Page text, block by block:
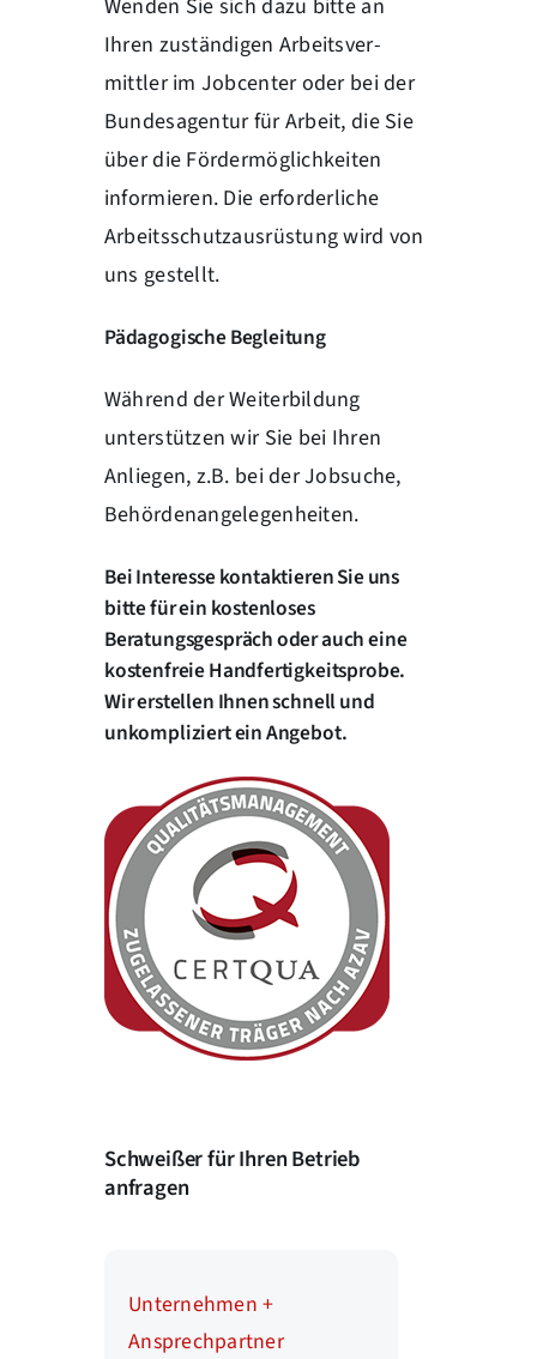
Wenden Sie sich dazu bitte an
Ihren zuständigen Arbeitsver-
mittler im Jobcenter oder bei der
Bundesagentur für Arbeit, die Sie
über die Fördermöglichkeiten
informieren. Die erforderliche
Arbeitsschutzausrüstung wird von
uns gestellt.
Pädagogische Begleitung
Während der Weiterbildung
unterstützen wir Sie bei Ihren
Anliegen, z.B. bei der Jobsuche,
Behördenangelegenheiten.
Bei Interesse kontaktieren Sie uns
bitte für ein kostenloses
Beratungsgespräch oder auch eine
kostenfreie Handfertigkeitsprobe.
Wir erstellen Ihnen schnell und
unkompliziert ein Angebot.
Schweißer für Ihren Betrieb
anfragen
Unternehmen +
Ansprechpartner